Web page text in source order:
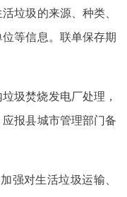
垃圾的来源、种类、
等信息。联单保存期
圾焚烧发电厂处理，
报县城市管理部门备
强对生活垃圾运输、